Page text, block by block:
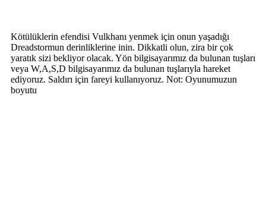
Kötülüklerin efendisi Vulkhanı yenmek için onun yaşadığı
Dreadstormun derinliklerine inin. Dikkatli olun, zira bir çok
yaratık sizi bekliyor olacak. Yön bilgisayarımız da bulunan tuşları
veya W,A,S,D bilgisayarımız da bulunan tuşlarıyla hareket
ediyoruz. Saldırı için fareyi kullanıyoruz. Not: Oyunumuzun
boyutu